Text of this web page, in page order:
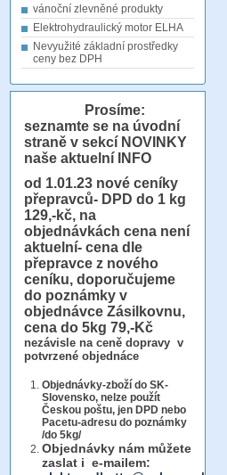
vánoční zlevněné produkty
Elektrohydraulický motor ELHA
Nevyužité základní prostředky
ceny bez DPH
Prosíme:
seznamte se na úvodní
straně v sekcí NOVINKY
naše aktuelní INFO
od 1.01.23 nové ceníky
přepravců- DPD do 1 kg
129,-kč, na
objednávkách cena není
aktuelní- cena dle
přepravce z nového
ceníku, doporučujeme
do poznámky v
objednávce Zásilkovnu,
cena do 5kg 79,-Kč
nezávisle na ceně dopravy v
potvrzené objednáce
Objednávky-zboží do SK-
Slovensko, nelze použít
Českou poštu, jen DPD nebo
Pacetu-adresu do poznámky
/do 5kg/
Objednávky nám můžete
zaslat i e-mailem: